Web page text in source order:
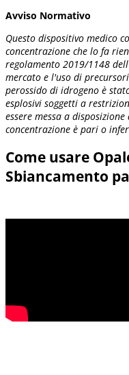
Avviso Normativo
Questo dispositivo medico
concentrazione che lo fa
regolamento 2019/1148
mercato e l'uso di
perossido di idrogeno è
esplosivi soggetti a
essere messa a
concentrazione è pari o
Come usare
Sbiancamento